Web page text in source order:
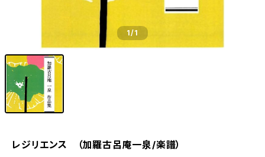
1/1
レジリエンス （加羅古呂庵一泉/楽譜）